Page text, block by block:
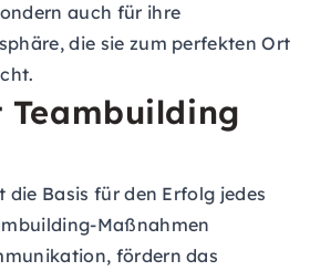
auch für ihre
die sie zum perfekten Ort
Teambuilding
die Basis für den Erfolg jedes
Maßnahmen
fördern das